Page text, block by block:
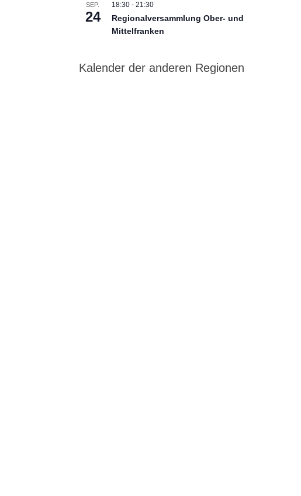
SEP.
24
18:30- 21:30
Regionalversammlung Ober- und
Mittelfranken
Kalender der anderen Regionen